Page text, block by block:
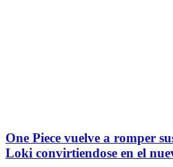
One Piece vuelve a romper
Loki convirtiendose en el